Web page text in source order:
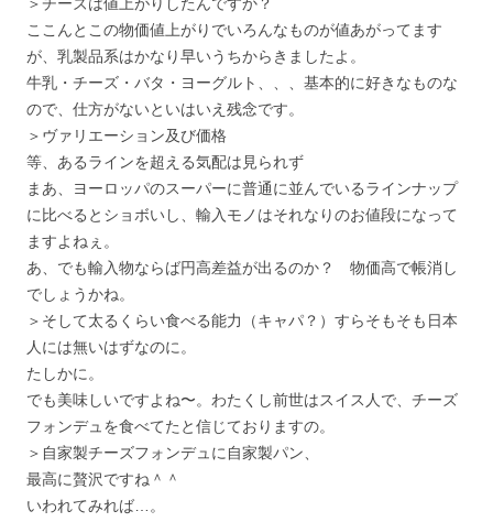
＞チーズは値上がりしたんですか？
ここんとこの物価値上がりでいろんなものが値あがってます
が、乳製品系はかなり早いうちからきましたよ。
牛乳・チーズ・バタ・ヨーグルト、、、基本的に好きなものな
ので、仕方がないといはいえ残念です。
＞ヴァリエーション及び価格
等、あるラインを超える気配は見られず
まあ、ヨーロッパのスーパーに普通に並んでいるラインナップ
に比べるとショボいし、輸入モノはそれなりのお値段になって
ますよねぇ。
あ、でも輸入物ならば円高差益が出るのか？ 物価高で帳消し
でしょうかね。
＞そして太るくらい食べる能力（キャパ？）すらそもそも日本
人には無いはずなのに。
たしかに。
でも美味しいですよね〜。わたくし前世はスイス人で、チーズ
フォンデュを食べてたと信じておりますの。
＞自家製チーズフォンデュに自家製パン、
最高に贅沢ですね＾＾
いわれてみれば…。